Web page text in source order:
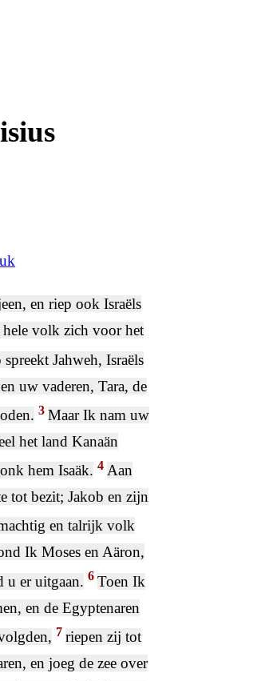
en riep ook Israëls
hele volk zich voor het
spreekt Jahweh, Israëls
uw vaderen, Tara, de
3 Maar Ik nam uw
het land Kanaän
hem Isaäk. 4 Aan
tot bezit; Jakob en zijn
en talrijk volk
Ik Moses en Aäron,
u er uitgaan. 6 Toen Ik
en de Egyptenaren
7riepen zij tot
en joeg de zee over